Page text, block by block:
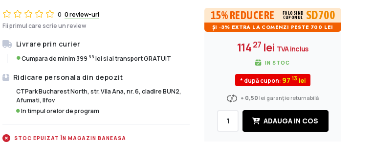
0 0 review-uri
Fii primul care scrie un review
Livrare prin curier
Cumpara de minim 399 99 lei si ai transport GRATUIT
Ridicare personala din depozit
CTPark Bucharest North, str. Vila Ana, nr. 6, cladire BUN2,
Afumati, Ilfov
In timpul orelor de program
STOC EPUIZAT ÎN MAGAZIN BANEASA
15% REDUCERE
FOLOSIND
CUPONUL
SD700
ȘI -3% EXTRA LA COMENZI PESTE 700 LEI
11427 lei TVA inclus
IN STOC
* după cupon: 97 13
+ 0,50 lei garanție returnabilă
ADAUGA IN COS